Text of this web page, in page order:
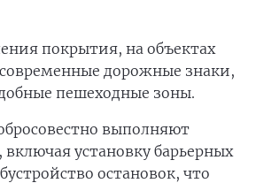
покрытия, на объектах
дорожные знаки,
пешеходные зоны.
выполняют
включая установку барьерных
остановок, что